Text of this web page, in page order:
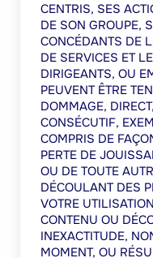
CENTRIS, SES
DE SON GROUPE,
CONCÉDANTS DE
DE SERVICES ET
DIRIGEANTS, OU
PEUVENT ÊTRE
DOMMAGE,
CONSÉCUTIF,
COMPRIS DE
PERTE DE
OU DE TOUTE
DÉCOULANT DES
VOTRE
CONTENU OU
INEXACTITUDE,
MOMENT, OU